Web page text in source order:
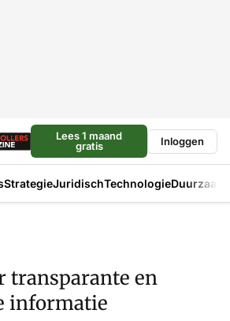
Lees 1 maand
gratis
Inloggen
StrategieJuridischTechnologie
transparante en
informatie